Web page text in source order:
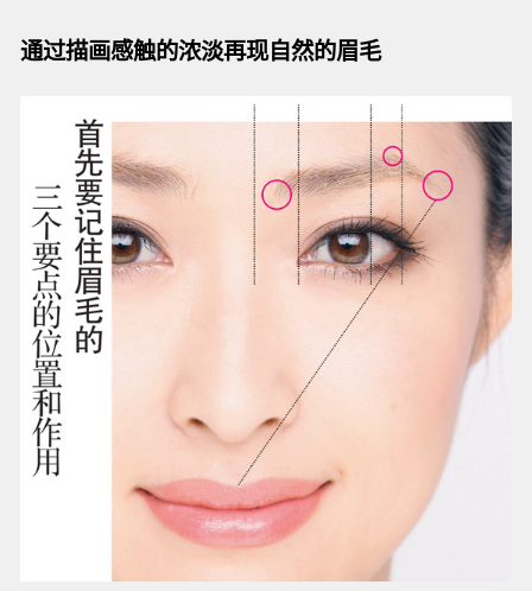
通过描画感触的浓淡再现自然的眉毛